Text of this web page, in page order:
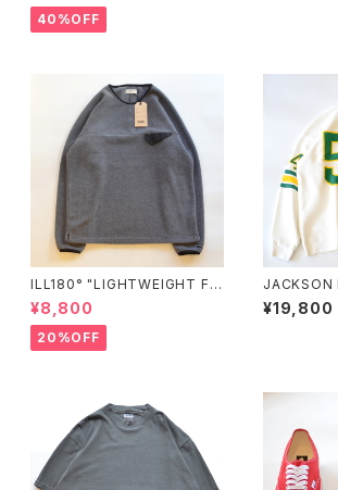
40%OFF
ILL180° "LIGHTWEIGHT FL
EECE CREW-NECK"
¥8,800
20%OFF
JACKSON
WEAT"
¥19,800